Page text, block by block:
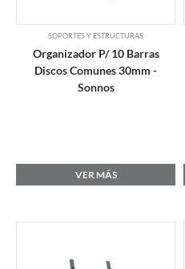
SOPORTES Y ESTRUCTURAS
Organizador P/ 10 Barras
Discos Comunes 30mm -
Sonnos
VER MÁS